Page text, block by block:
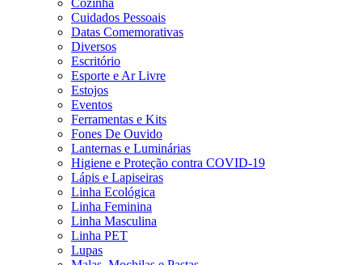
Cuidados Pessoais
Datas Comemorativas
Diversos
Escritório
Esporte e Ar Livre
Estojos
Eventos
Ferramentas e Kits
Fones De Ouvido
Lanternas e Luminárias
Higiene e Proteção contra COVID-19
Lápis e Lapiseiras
Linha Ecológica
Linha Feminina
Linha Masculina
Linha PET
Lupas